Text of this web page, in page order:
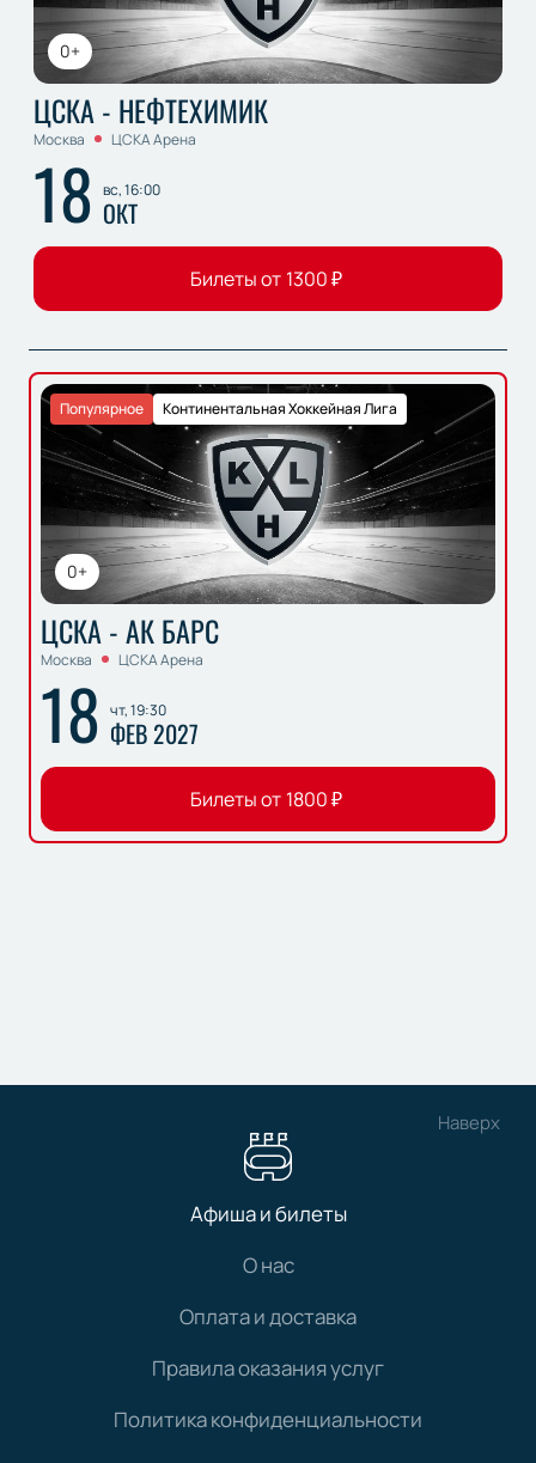
0+
ЦСКА - НЕФТЕХИМИК
Москва ЦСКА Арена
18 вс, 16:00
ОКТ
Билеты от 1300₽
0+
Континентальная Хоккейная Лига
Популярное
ЦСКА - АК БАРС
Москва ЦСКА Арена
18 чт, 19:30
ФЕВ 2027
Билеты от 1800₽
Наверх
Афиша и билеты
О нас
Оплата и доставка
Правила оказания услуг
Политика конфиденциальности